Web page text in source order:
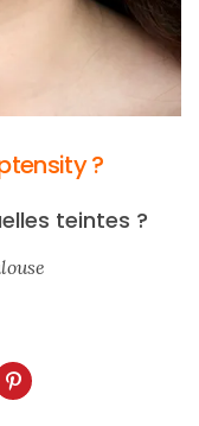
?
teintes ?